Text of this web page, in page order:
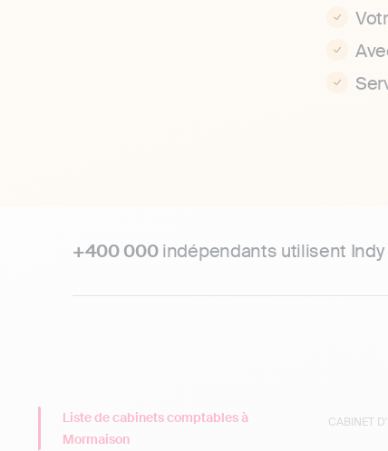
+400 000indépendants utilisent Indy
CABINET
Liste de cabinets comptables à
Mormaison